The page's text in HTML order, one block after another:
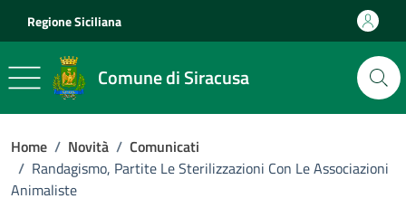
Regione Siciliana
Comune di Siracusa
Home / Novità / Comunicati
/ Randagismo, Partite Le Sterilizzazioni Con Le Associazioni
Animaliste